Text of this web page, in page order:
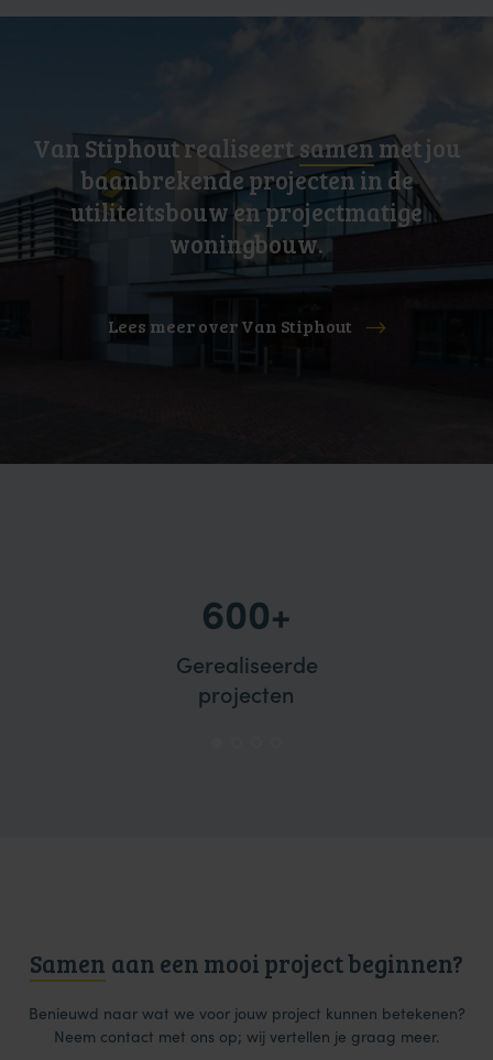
Van Stiphout realiseertsamenmet jou
baanbrekende projecten in de
utiliteitsbouw en projectmatige
woningbouw.
Lees meer over Van Stiphout
600+
Gerealiseerde
projecten
Samen aan een mooi project beginnen?
Benieuwd naar wat we voor jouw project kunnen betekenen?
Neem contact met ons op; wij vertellen je graag meer.